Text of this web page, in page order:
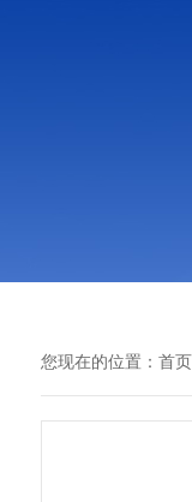
您现在的位置： 首页